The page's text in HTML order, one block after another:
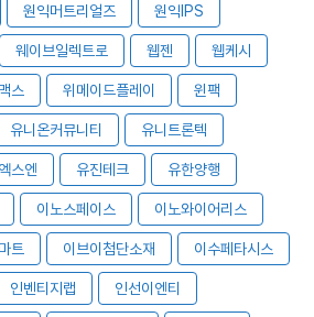
원익머트리얼즈 원익IPS
웨이브일렉트로 웹젠 웹케시
스 위메이드플레이 윈팩
유니온커뮤니티 유니트론텍
스엔 유진테크 유한양행
이노스페이스 이노와이어리스
트 이브이첨단소재 이수페타시스
인벤티지랩 인선이엔티